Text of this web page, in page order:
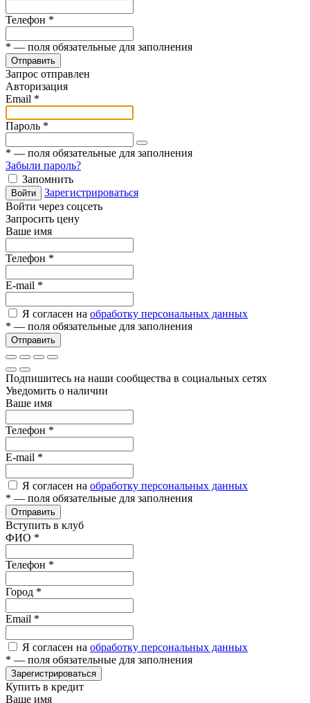
Телефон *
* — поля обязательные для заполнения
Отправить
Запрос отправлен
Авторизация
Email *
Пароль *
* — поля обязательные для заполнения
Забыли пароль?
Запомнить
Войти
Зарегистрироваться
Войти через соцсеть
Запросить цену
Ваше имя
Телефон *
E-mail *
Я согласен на обработку персональных данных
* — поля обязательные для заполнения
Отправить
Подпишитесь на наши сообщества в социальных сетях
Уведомить о наличии
Ваше имя
Телефон *
E-mail *
Я согласен на обработку персональных данных
* — поля обязательные для заполнения
Отправить
Вступить в клуб
ФИО *
Телефон *
Город *
Email *
Я согласен на обработку персональных данных
* — поля обязательные для заполнения
Зарегистрироваться
Купить в кредит
Ваше имя